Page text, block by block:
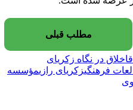
مطلب قبلی
اخلاق در نگاه زکریای
فرهنگیزکریای رازیمؤسسه